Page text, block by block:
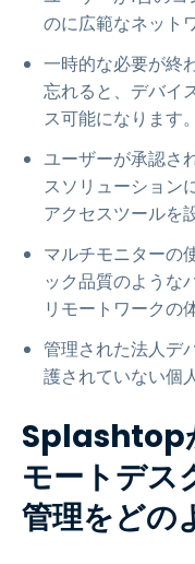
のに広範なネット
一時的な必要が終
忘れると、デバイ
ス可能になります。
ユーザーが承認さ
スソリューション
アクセスツールを
マルチモニターの
ック品質のような
リモートワークの
管理された法人デ
護されていない個
Splashtop
モートデス
管理をどの